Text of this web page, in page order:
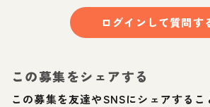
ログインして質問す
この募集をシェアする
この募集を友達やSNSにシェアする